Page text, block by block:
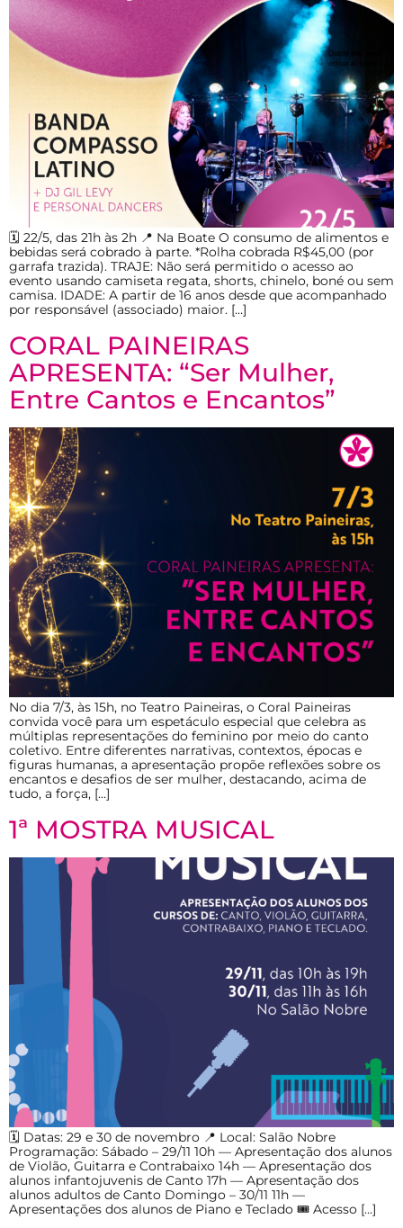
🗓️ 22/5, das 21h às 2h 📍 Na Boate O consumo de alimentos e
bebidas será cobrado à parte. *Rolha cobrada R$45,00 (por
garrafa trazida). TRAJE: Não será permitido o acesso ao
evento usando camiseta regata, shorts, chinelo, boné ou sem
camisa. IDADE: A partir de 16 anos desde que acompanhado
por responsável (associado) maior. […]
CORAL PAINEIRAS
APRESENTA: “Ser Mulher,
Entre Cantos e Encantos”
No dia 7/3, às 15h, no Teatro Paineiras, o Coral Paineiras
convida você para um espetáculo especial que celebra as
múltiplas representações do feminino por meio do canto
coletivo. Entre diferentes narrativas, contextos, épocas e
figuras humanas, a apresentação propõe reflexões sobre os
encantos e desafios de ser mulher, destacando, acima de
tudo, a força, […]
1ª MOSTRA MUSICAL
🗓 Datas: 29 e 30 de novembro 📍 Local: Salão Nobre
Programação: Sábado – 29/11 10h — Apresentação dos alunos
de Violão, Guitarra e Contrabaixo 14h — Apresentação dos
alunos infantojuvenis de Canto 17h — Apresentação dos
alunos adultos de Canto Domingo – 30/11 11h —
Apresentações dos alunos de Piano e Teclado 🎟 Acesso […]